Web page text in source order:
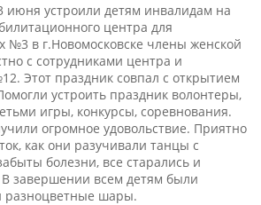
июня устроили детям инвалидам на
центра для
№3 в г.Новомосковске члены женской
с сотрудниками центра и
Этот праздник совпал с открытием
устроить праздник волонтеры,
игры, конкурсы, соревнования.
огромное удовольствие. Приятно
как они разучивали танцы с
болезни, все старались и
завершении всем детям были
разноцветные шары.